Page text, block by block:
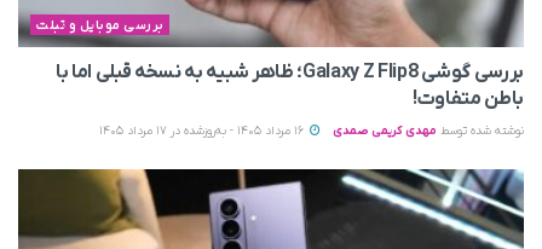
بررسی موبایل و تبلت
بررسی گوشی Galaxy Z Flip8؛ ظاهر شبیه به نسخه قبلی اما با
باطن متفاوت!
نوشته شده توسط مهدی کریمی صمدی